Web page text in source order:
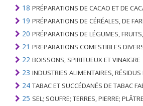
18 PRÉPARATIONS DE CACAO ET DE
19 PRÉPARATIONS DE CÉRÉALES, DE FARINES, D'AMIDONS OU
20 PRÉPARATIONS DE LÉGUMES, FRUITS, NOIX OU
21 PREPARATIONS COMESTIBLES
22 BOISSONS, SPIRITUEUX ET VINAIGRE
23 INDUSTRIES ALIMENTAIRES, RÉSIDUS ET DÉCHETS DE
24 TABAC ET SUCCÉDANÉS DE TABAC
25 SEL; SOUFRE; TERRES, PIERRE;